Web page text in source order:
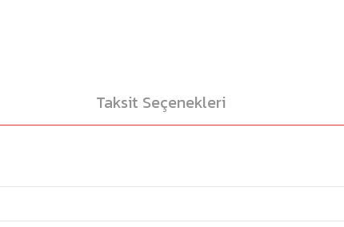
Taksit Seçenekleri